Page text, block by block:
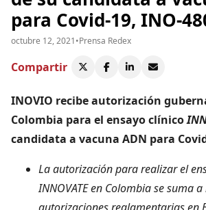
para Covid-19, INO-
octubre 12, 2021•Prensa Redex
Compartir
INOVIO recibe autorización
Colombia para el ensayo clínico
candidata a vacuna ADN para
La autorización para realizar el
INNOVATE en Colombia se suma